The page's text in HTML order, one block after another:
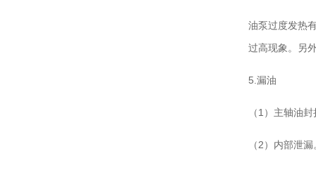
油泵过度发热
过高现象。另
5.漏油
（1）主轴油
（2）内部泄